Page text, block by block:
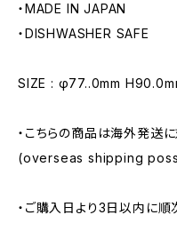
・MADE IN JAPAN
・DISHWASHER SAFE
SIZE : φ77..0mm
・こちらの商品は海外発送に
(overseas shipping
・ご購入日より3日以内に順